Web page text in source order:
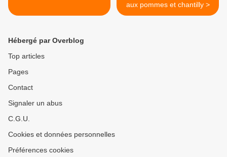
aux pommes et chantilly >
Hébergé par Overblog
Top articles
Pages
Contact
Signaler un abus
C.G.U.
Cookies et données personnelles
Préférences cookies